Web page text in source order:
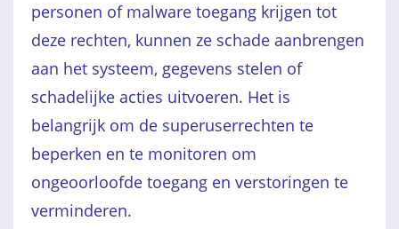
personen of malware toegang krijgen tot
deze rechten, kunnen ze schade aanbrengen
aan het systeem, gegevens stelen of
schadelijke acties uitvoeren. Het is
belangrijk om de superuserrechten te
beperken en te monitoren om
ongeoorloofde toegang en verstoringen te
verminderen.